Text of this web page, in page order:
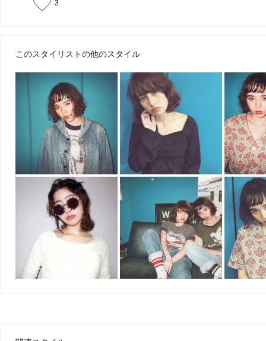
3
このスタイリストの他のスタイル